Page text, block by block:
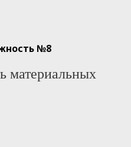
№8
материальных